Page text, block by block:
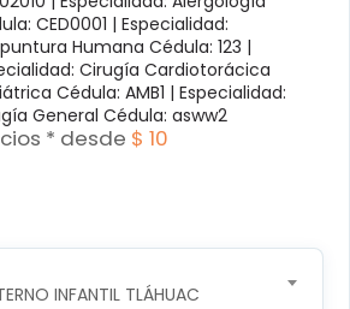
CED0001 | Especialidad:
Humana Cédula: 123 |
Cirugía Cardiotorácica
Cédula: AMB1 | Especialidad:
General Cédula: asww2
* desde $ 10
INFANTIL TLÁHUAC